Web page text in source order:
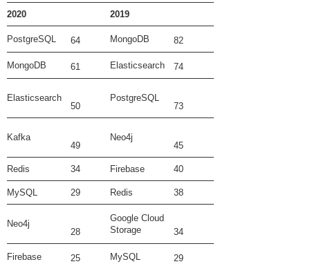
2020 2019
PostgreSQL 64 MongoDB 82
MongoDB 61 Elasticsearch 74
Elasticsearch
50
PostgreSQL
73
Kafka
49
Neo4j
45
Redis 34 Firebase 40
MySQL 29 Redis 38
Neo4j
28
Google Cloud
Storage
34
Firebase 25 MySQL 29